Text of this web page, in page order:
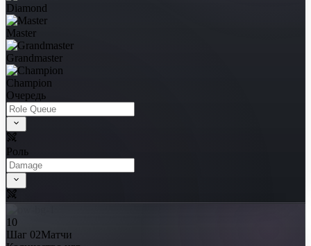
Diamond
Master
Grandmaster
Champion
Очередь
Роль
10
Шаг 02Матчи